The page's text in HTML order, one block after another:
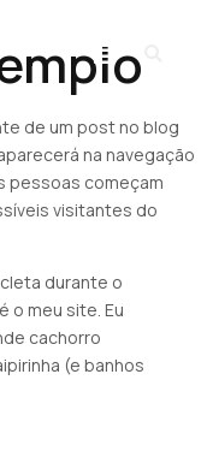
de um post no blog
na navegação
pessoas começam
visitantes do
durante o
o meu site. Eu
cachorro
(e banhos